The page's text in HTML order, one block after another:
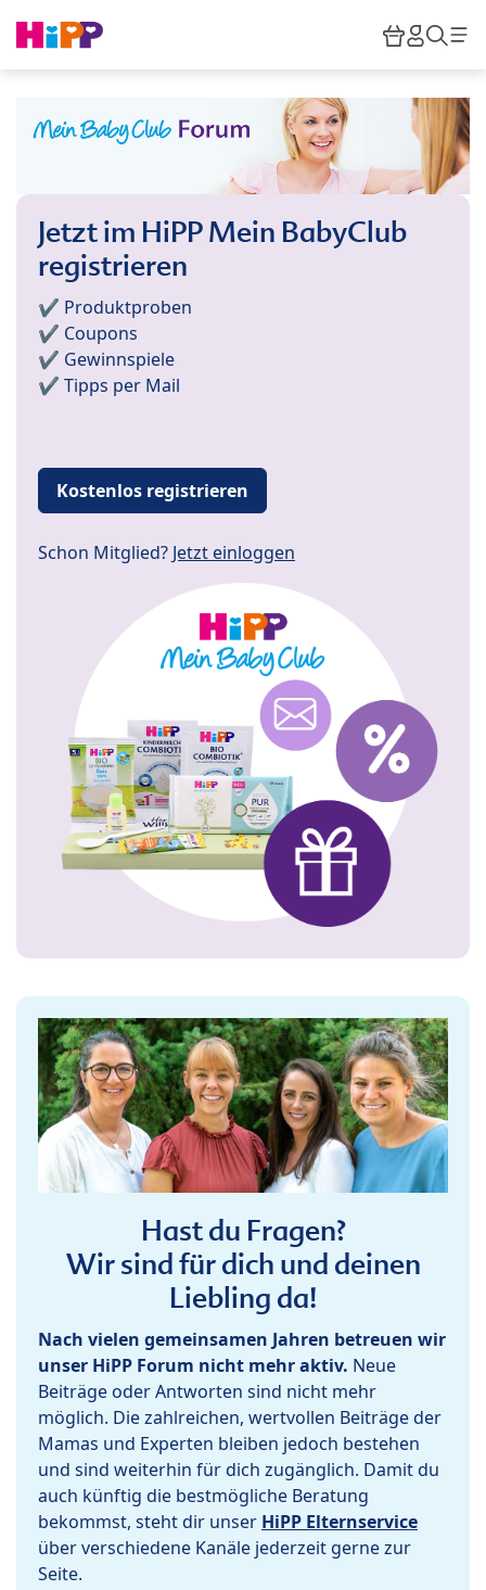
HiPP
Jetzt im HiPP Mein BabyClub
registrieren
✔️ Produktproben
✔️ Coupons
✔️ Gewinnspiele
✔️ Tipps per Mail
Kostenlos registrieren
Schon Mitglied? Jetzt einloggen
Hast du Fragen?
Wir sind für dich und deinen
Liebling da!
Nach vielen gemeinsamen Jahren betreuen wir
unser HiPP Forum nicht mehr aktiv. Neue
Beiträge oder Antworten sind nicht mehr
möglich. Die zahlreichen, wertvollen Beiträge der
Mamas und Experten bleiben jedoch bestehen
und sind weiterhin für dich zugänglich. Damit du
auch künftig die bestmögliche Beratung
bekommst, steht dir unser HiPP Elternservice
über verschiedene Kanäle jederzeit gerne zur
Seite.